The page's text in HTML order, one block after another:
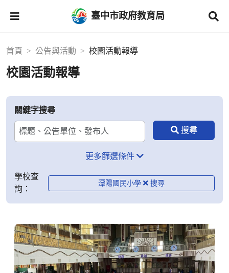
臺中市政府教育局
首頁 公告與活動 校園活動報導
校園活動報導
關鍵字搜尋
更多篩選條件
學校查
詢：
潭陽國民小學